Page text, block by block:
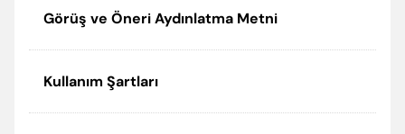
Görüş ve Öneri Aydınlatma Metni
Kullanım Şartları